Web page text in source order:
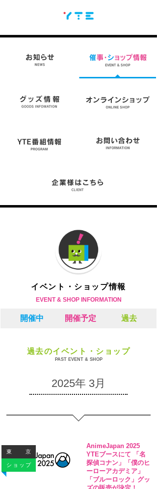
イベント・ショップ情報
EVENT & SHOP INFORMATION
開催中 開催予定 過去
過去のイベント・ショップ
PAST EVENT & SHOP
2025年 3月
東京
ショップ
AnimeJapan 2025
YTEブースにて 「名
探偵コナン」「僕のヒ
ーローアカデミア」
「ブルーロック」グッ